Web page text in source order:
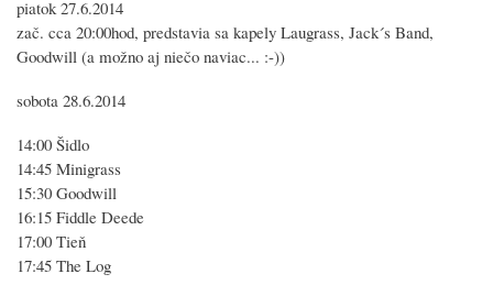
piatok 27.6.2014
zač. cca 20:00hod, predstavia sa kapely Laugrass, Jack´s Band,
Goodwill (a možno aj niečo naviac... :-))
sobota 28.6.2014
14:00 Šidlo
14:45 Minigrass
15:30 Goodwill
16:15 Fiddle Deede
17:00 Tieň
17:45 The Log